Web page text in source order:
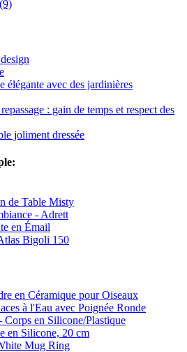
élégante avec des jardinières
: gain de temps et respect des
joliment dressée
de Table Misty
- Adrett
en Émail
Bigoli 150
en Céramique pour Oiseaux
à l'Eau avec Poignée Ronde
Corps en Silicone/Plastique
en Silicone, 20 cm
Mug Ring